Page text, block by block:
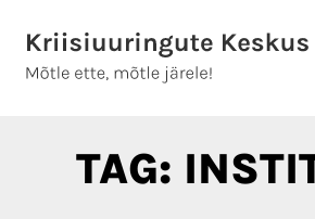
content
TAG: